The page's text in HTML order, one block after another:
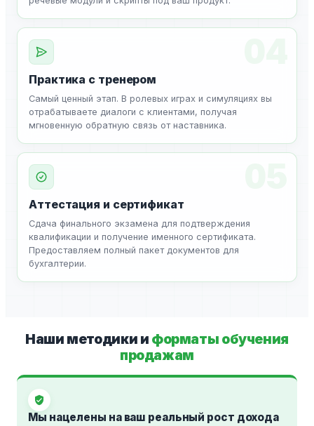
Практика с тренером
Самый ценный этап. В ролевых играх и симуляциях вы
отрабатываете диалоги с клиентами, получая
мгновенную обратную связь от наставника.
Аттестация и сертификат
Сдача финального экзамена для подтверждения
квалификации и получение именного сертификата.
Предоставляем полный пакет документов для
бухгалтерии.
Наши методики и форматы обучения
продажам
Мы нацелены на ваш реальный рост дохода